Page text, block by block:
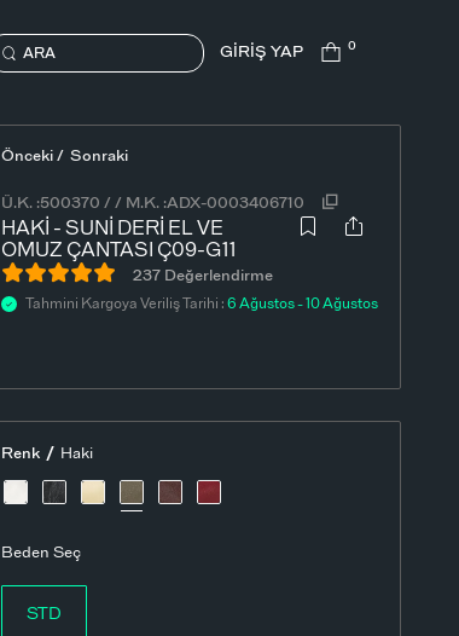
ARA GİRİŞ YAP 0
Önceki / Sonraki
Ü.K. :500370 // M.K. :ADX-0003406710
HAKI - SUNI DERI EL VE
OMUZ ÇANTASI Ç09-G11
237 Değerlendirme
Tahmini Kargoya Veriliş Tarihi :6 Ağustos - 10 Ağustos
Renk / Haki
Beden Seç
STD